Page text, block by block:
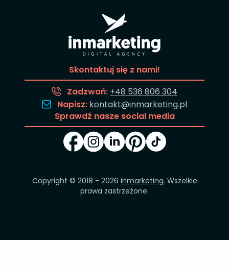
Skontaktuj się z nami!
Zadzwoń: +48 536 806 304
Napisz: kontakt@inmarketing.pl
Sprawdź nasze social media
Copyright © 2018 - 2026 inmarketing. Wszelkie
prawa zastrzeżone.